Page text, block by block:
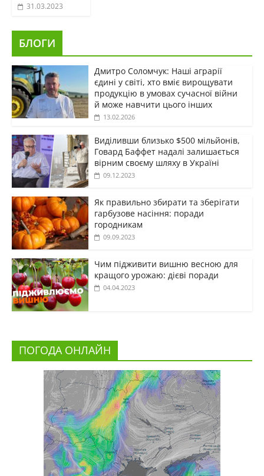
31.03.2023
БЛОГИ
Дмитро Соломчук: Наші аграрії
єдині у світі, хто вміє вирощувати
продукцію в умовах сучасної війни
й може навчити цього інших
13.02.2026
Виділивши близько $500 мільйонів,
Говард Баффет надалі залишається
вірним своєму шляху в Україні
09.12.2023
Як правильно збирати та зберігати
гарбузове насіння: поради
городникам
09.09.2023
Чим підживити вишню весною для
кращого урожаю: дієві поради
04.04.2023
ПОГОДА ОНЛАЙН